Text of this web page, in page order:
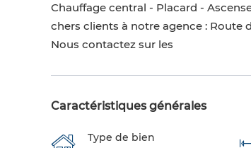
Chauffage central - Placard -
chers clients à notre agence : Route
Nous contactez sur les
Caractéristiques générales
Type de bien